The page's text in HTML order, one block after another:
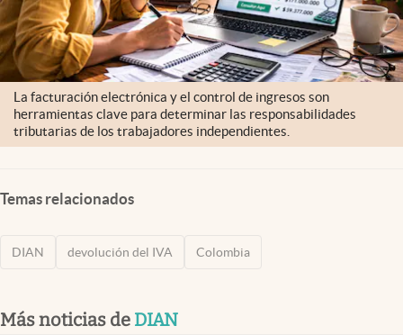
La facturación electrónica y el control de ingresos son
herramientas clave para determinar las responsabilidades
tributarias de los trabajadores independientes.
Temas relacionados
DIAN devolución del IVA Colombia
Más noticias de DIAN